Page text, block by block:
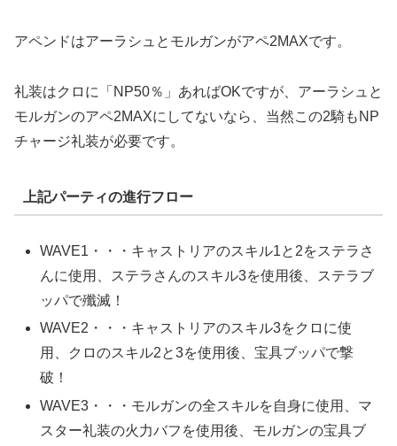
アペンドはアーラシュとモルガンがアペ2MAXです。
礼装はクロに「NP50％」あればOKですが、アーラシュと
モルガンのアペ2MAXにしてないなら、当然この2騎もNP
チャージ礼装が必要です。
上記パーティの進行フロー
WAVE1・・・キャストリアのスキル1と2をステラさ
んに使用、ステラさんのスキル3を使用後、ステラブ
ッパで殲滅！
WAVE2・・・キャストリアのスキル3をクロに使
用、クロのスキル2と3を使用後、宝具ブッパで撃
破！
WAVE3・・・モルガンの全スキルを自身に使用、マ
スター礼装の火力バフを使用後、モルガンの宝具ブ